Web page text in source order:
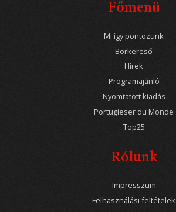
Főmenü
Mi így pontozunk
Borkereső
Hírek
Programajánló
Nyomtatott kiadás
Portugieser du Monde
Top25
Rólunk
Impresszum
Felhasználási feltételek